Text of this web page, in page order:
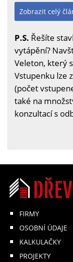
Zobrazit celý
P.S. Řešíte
vytápění?
Veleton, který
Vstupenku lze
(počet
také na
konzultací s
FIRMY
OSOBNÍ ÚDAJE
KALKULAČKY
PROJEKTY